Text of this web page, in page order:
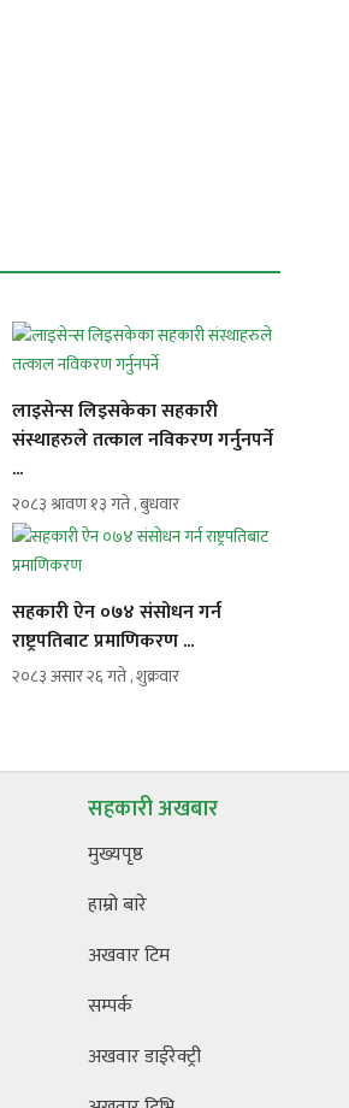
लाइसेन्स लिइसकेका सहकारी
संस्थाहरुले तत्काल नविकरण गर्नुनपर्ने
...
२०८३ श्रावण १३ गते , बुधवार
सहकारी ऐन ०७४ संसोधन गर्न
राष्ट्रपतिबाट प्रमाणिकरण ...
२०८३ असार २६ गते , शुक्रवार
सहकारी अखबार
मुख्यपृष्ठ
हाम्रो बारे
अखवार टिम
सम्पर्क
अखवार डाईरेक्ट्री